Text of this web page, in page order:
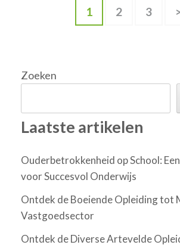
Pagina
1 Pagina
2 Pagina
3
Zoeken
Laatste artikelen
Ouderbetrokkenheid op School:
voor Succesvol Onderwijs
Ontdek de Boeiende Opleiding tot
Vastgoedsector
Ontdek de Diverse Artevelde